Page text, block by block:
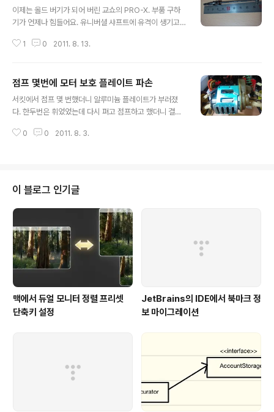
이제는 올드 버기가 되어 버린 교쇼의 PRO-X. 부품 구하
기가 언제나 힘들어요. 유니버셜 샤프트에 유격이 생기고
W5662H)를 찾아 해맸으나 결국 찾지 못했네요. 어쩌다
가 결국 찾았습니다. 알씨 카페와 알씨 샵에도 질문들 올려
놓고 유니버셜 하나 달랑 들고 오프라인 샵에 가서 진열된
유니버셜에 직접 데보고...힘들었어요... PRO-X 2WD W
니버셜 샤프트 'W5661'보다 'LA303'이 0.5mm 더 길
1 0 2011. 8. 13.
점프 몇번에 모터 보호 플레이트 파손
서킷에서 점프 몇 번했더니 알루미늄 플레이트가 부러졌
다. 한두번은 휘었었는데 다시 펴고 점프하고 했더니 결국
으니 다시 ebay를 뒤지고 찾았다. 마지막 하나 남은거라
느긋해지는 것도 좋겠지.
0 0 2011. 8. 3.
이 블로그 인기글
맥에서 듀얼 모니터 정렬 프리셋
단축키 설정
JetBrains의 IDE에서 북마크 정
보 마이그레이션